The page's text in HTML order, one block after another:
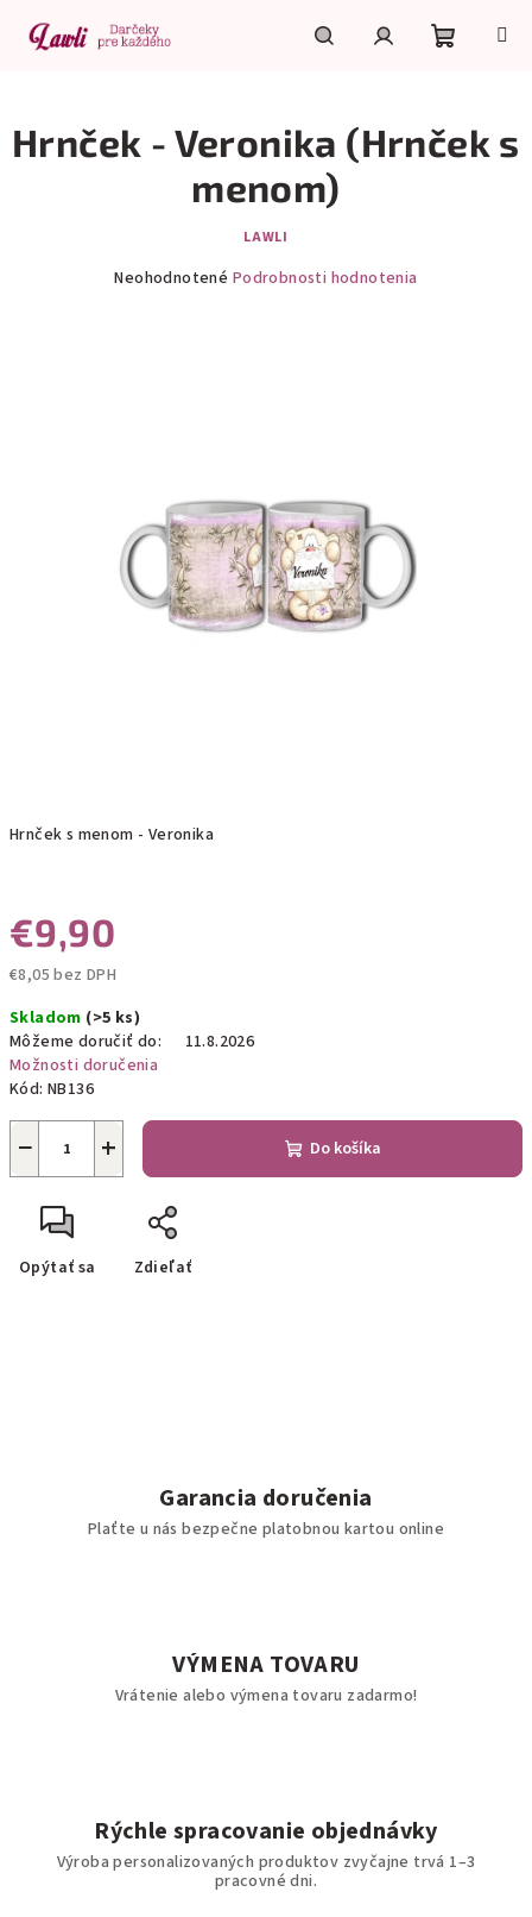
obsah
košík
Hrnček s menom - Veronika
€9,90
€8,05 bez DPH
cena:
Skladom (>5 ks)
Môžeme doručiť do:
11.8.2026
Možnosti doručenia
Kód: NB136
+
− Do košíka
Opýtať sa Zdieľať
Hrnček - Veronika (Hrnček s
menom)
LAWLI
Neohodnotené Podrobnosti hodnotenia
Garancia doručenia
Plaťte u nás bezpečne platobnou kartou online
VÝMENA TOVARU
Vrátenie alebo výmena tovaru zadarmo!
Rýchle spracovanie objednávky
Výroba personalizovaných produktov zvyčajne trvá 1–3
pracovné dni.